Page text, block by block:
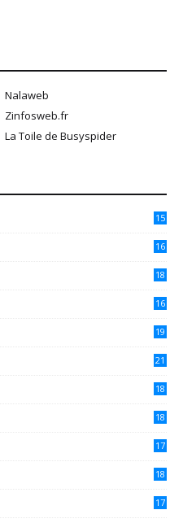
Nalaweb
Zinfosweb.fr
La Toile de Busyspider
15
16
18
16
19
21
18
18
17
18
17